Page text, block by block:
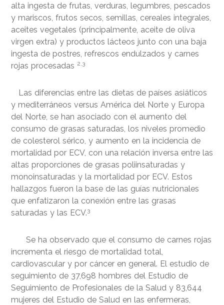
alta ingesta de frutas, verduras, legumbres, pescados
y mariscos, frutos secos, semillas, cereales integrales,
aceites vegetales (principalmente, aceite de oliva
virgen extra) y productos lácteos junto con una baja
ingesta de postres, refrescos endulzados y carnes
rojas procesadas 2,3
Las diferencias entre las dietas de países asiáticos
y mediterráneos versus América del Norte y Europa
del Norte, se han asociado con el aumento del
consumo de grasas saturadas, los niveles promedio
de colesterol sérico, y aumento en la incidencia de
mortalidad por ECV, con una relación inversa entre las
altas proporciones de grasas poliinsaturadas y
monoinsaturadas y la mortalidad por ECV. Estos
hallazgos fueron la base de las guías nutricionales
que enfatizaron la conexión entre las grasas
saturadas y las ECV.3
Se ha observado que el consumo de carnes rojas
incrementa el riesgo de mortalidad total,
cardiovascular y por cáncer en general. El estudio de
seguimiento de 37,698 hombres del Estudio de
Seguimiento de Profesionales de la Salud y 83,644
mujeres del Estudio de Salud en las enfermeras,